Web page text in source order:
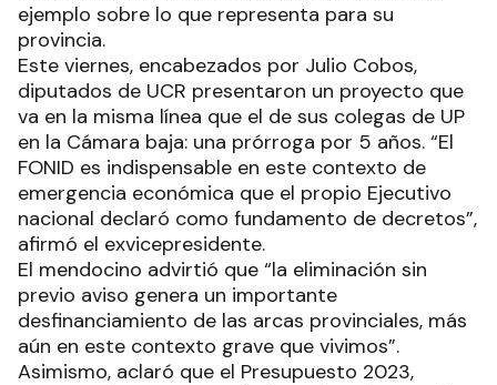
ejemplo sobre lo que representa para su
provincia.
Este viernes, encabezados por Julio Cobos,
diputados de UCR presentaron un proyecto que
va en la misma línea que el de sus colegas de UP
en la Cámara baja: una prórroga por 5 años. “El
FONID es indispensable en este contexto de
emergencia económica que el propio Ejecutivo
nacional declaró como fundamento de decretos”,
afirmó el exvicepresidente.
El mendocino advirtió que “la eliminación sin
previo aviso genera un importante
desfinanciamiento de las arcas provinciales, más
aún en este contexto grave que vivimos”.
Asimismo, aclaró que el Presupuesto 2023,